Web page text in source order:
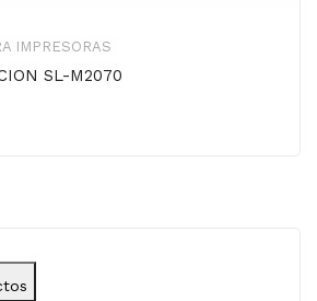
IMPRESORAS
SL-M2070